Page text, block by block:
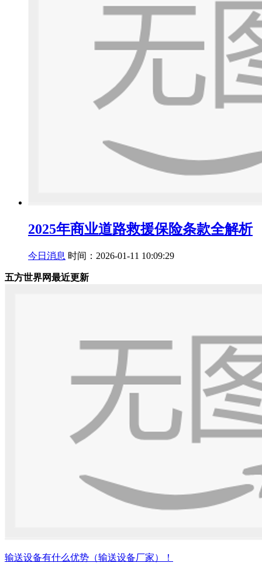
2025年商业道路救援保险条款全解析
今日消息 时间：2026-01-11 10:09:29
五方世界网最近更新
输送设备有什么优势（输送设备厂家）！